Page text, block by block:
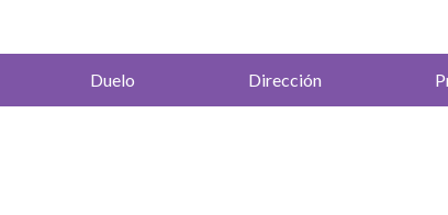
Duelo Dirección